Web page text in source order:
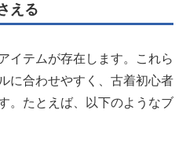
える
イテムが存在します。これら
に合わせやすく、古着初心者
。たとえば、以下のようなブ